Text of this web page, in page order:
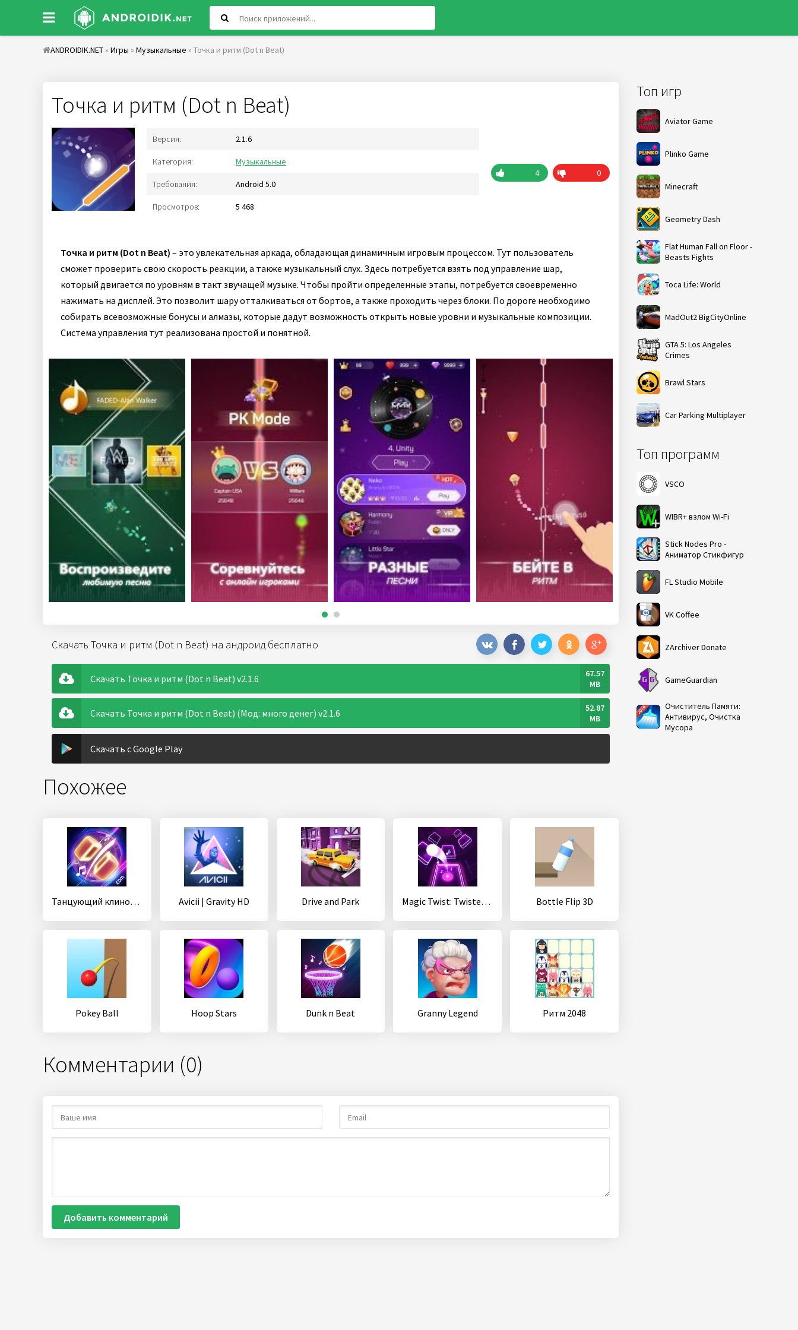
ANDROIDIK.NET » Игры » Музыкальные » Точка и ритм (Dot n Beat)
Топ игр
Aviator Game
Plinko Game
Minecraft
Geometry Dash
Flat Human Fall on Floor -
Beasts Fights
Toca Life: World
MadOut2 BigCityOnline
GTA 5: Los Angeles
Crimes
Brawl Stars
Car Parking Multiplayer
Топ программ
VSCO
WIBR+ взлом Wi-Fi
Stick Nodes Pro -
Аниматор Стикфигур
FL Studio Mobile
VK Coffee
ZArchiver Donate
GameGuardian
Очиститель Памяти:
Антивирус, Очистка
Мусора
Точка и ритм (Dot n Beat)
Версия: 2.1.6
Категория: Музыкальные
Требования: Android 5.0
Просмотров: 5 468
4 0
Точка и ритм (Dot n Beat) – это увлекательная аркада, обладающая динамичным игровым процессом. Тут пользователь
сможет проверить свою скорость реакции, а также музыкальный слух. Здесь потребуется взять под управление шар,
который двигается по уровням в такт звучащей музыке. Чтобы пройти определенные этапы, потребуется своевременно
нажимать на дисплей. Это позволит шару отталкиваться от бортов, а также проходить через блоки. По дороге необходимо
собирать всевозможные бонусы и алмазы, которые дадут возможность открыть новые уровни и музыкальные композиции.
Система управления тут реализована простой и понятной.
Скачать Точка и ритм (Dot n Beat) на андроид бесплатно
Скачать Точка и ритм (Dot n Beat) v2.1.6
67.57
MB
Скачать Точка и ритм (Dot n Beat) (Мод: много денег) v2.1.6
52.87
MB
Скачать с Google Play
Похожее
Танцующий клинок: электронная музыка и ритм Avicii | Gravity HD Drive and Park Magic Twist: Twister Music Ball Game Bottle Flip 3D
Pokey Ball Hoop Stars Dunk n Beat Granny Legend Ритм 2048
Комментарии (0)
Добавить комментарий